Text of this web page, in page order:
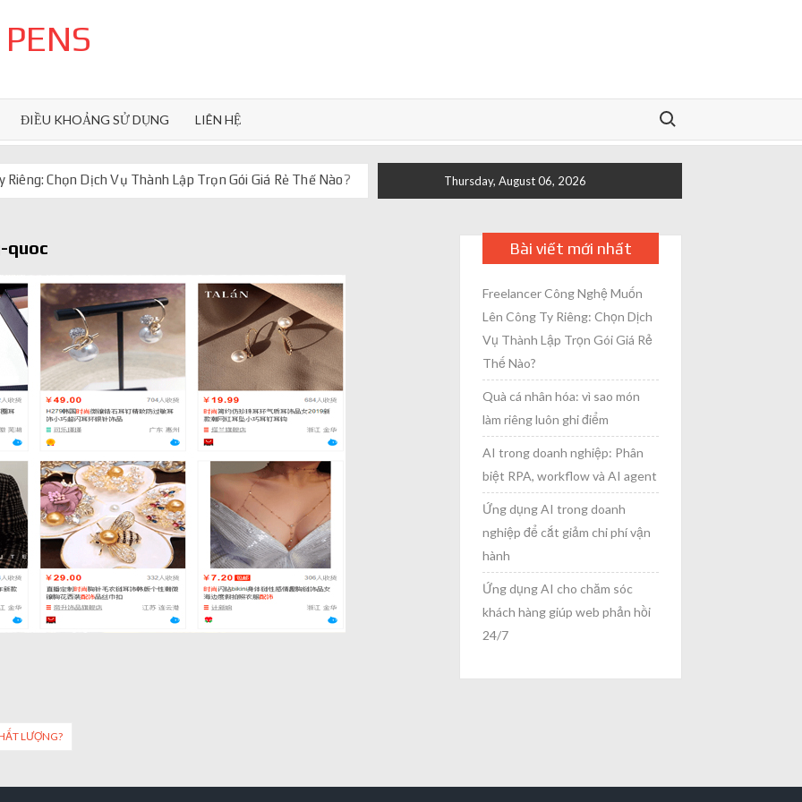
ĐIỀU KHOẢNG SỬ DỤNG LIÊN HỆ
Search for:
Chọn Dịch Vụ Thành Lập Trọn Gói Giá Rẻ Thế Nào?
và AI agent
web phản hồi 24/7
thống ra sao
Thursday, August 06, 2026
quoc
LƯỢNG?
Bài viết mới nhất
Freelancer Công Nghệ Muốn
Lên Công Ty Riêng: Chọn Dịch
Vụ Thành Lập Trọn Gói Giá Rẻ
Thế Nào?
Quà cá nhân hóa: vì sao món
làm riêng luôn ghi điểm
AI trong doanh nghiệp: Phân
biệt RPA, workflow và AI agent
Ứng dụng AI trong doanh
nghiệp để cắt giảm chi phí vận
hành
Ứng dụng AI cho chăm sóc
khách hàng giúp web phản hồi
24/7